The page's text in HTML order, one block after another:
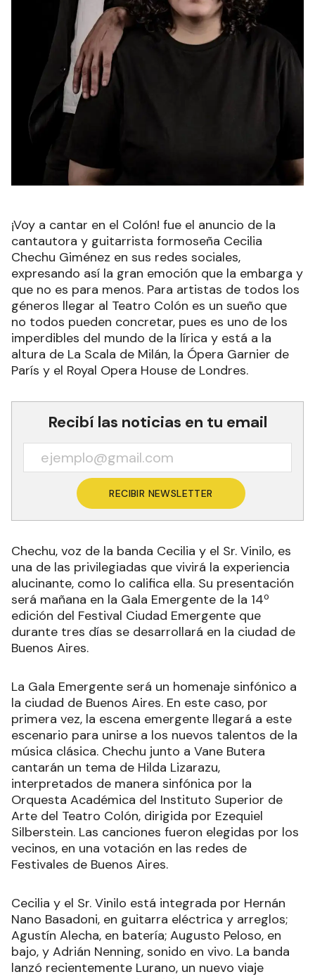
¡Voy a cantar en el Colón! fue el anuncio de la
cantautora y guitarrista formoseña Cecilia
Chechu Giménez en sus redes sociales,
expresando así la gran emoción que la embarga y
que no es para menos. Para artistas de todos los
géneros llegar al Teatro Colón es un sueño que
no todos pueden concretar, pues es uno de los
imperdibles del mundo de la lírica y está a la
altura de La Scala de Milán, la Ópera Garnier de
París y el Royal Opera House de Londres.
Recibí las noticias en tu email
RECIBIR NEWSLETTER
Chechu, voz de la banda Cecilia y el Sr. Vinilo, es
una de las privilegiadas que vivirá la experiencia
alucinante, como lo califica ella. Su presentación
será mañana en la Gala Emergente de la 14º
edición del Festival Ciudad Emergente que
durante tres días se desarrollará en la ciudad de
Buenos Aires.
La Gala Emergente será un homenaje sinfónico a
la ciudad de Buenos Aires. En este caso, por
primera vez, la escena emergente llegará a este
escenario para unirse a los nuevos talentos de la
música clásica. Chechu junto a Vane Butera
cantarán un tema de Hilda Lizarazu,
interpretados de manera sinfónica por la
Orquesta Académica del Instituto Superior de
Arte del Teatro Colón, dirigida por Ezequiel
Silberstein. Las canciones fueron elegidas por los
vecinos, en una votación en las redes de
Festivales de Buenos Aires.
Cecilia y el Sr. Vinilo está integrada por Hernán
Nano Basadoni, en guitarra eléctrica y arreglos;
Agustín Alecha, en batería; Augusto Peloso, en
bajo, y Adrián Nenning, sonido en vivo. La banda
lanzó recientemente Lurano, un nuevo viaje